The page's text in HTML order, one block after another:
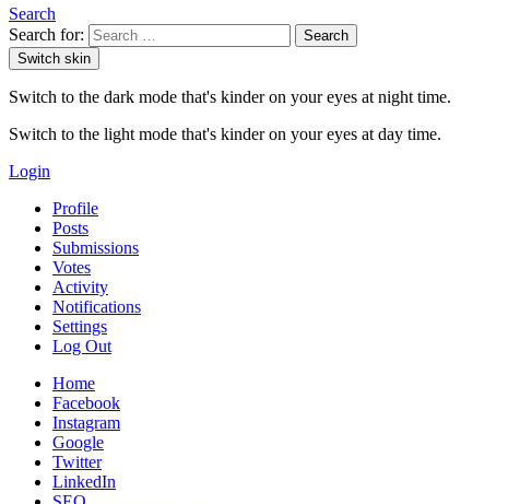
Search
Search for:
Search
Switch skin
Switch to the dark mode that's kinder on your eyes at night time.
Switch to the light mode that's kinder on your eyes at day time.
Login
Profile
Posts
Submissions
Votes
Activity
Notifications
Settings
Log Out
Home
Facebook
Instagram
Google
Twitter
LinkedIn